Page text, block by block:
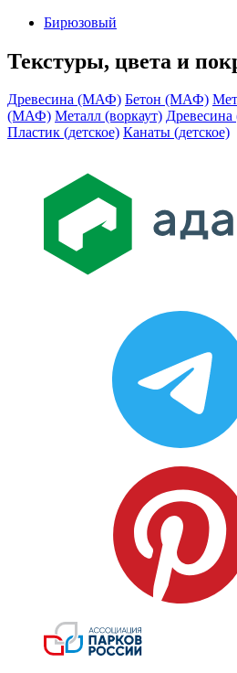
Бирюзовый
Текстуры, цвета и
Древесина (МАФ) Бетон (МАФ)
(МАФ) Металл (воркаут) Древесина
Пластик (детское) Канаты (детское)